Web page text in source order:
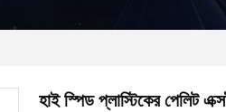
হাই স্পিড প্লাস্টিকের পেলিট